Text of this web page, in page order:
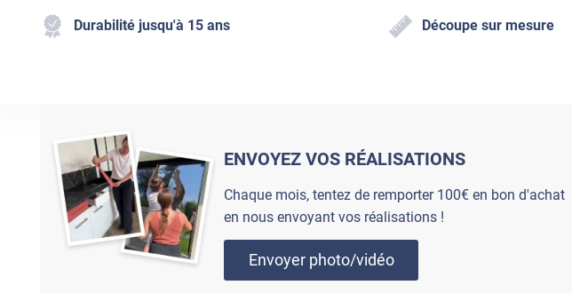
Durabilité jusqu'à 15 ans Découpe sur mesure
ENVOYEZ VOS RÉALISATIONS
Chaque mois, tentez de remporter 100€ en bon d'achat
en nous envoyant vos réalisations !
Envoyer photo/vidéo